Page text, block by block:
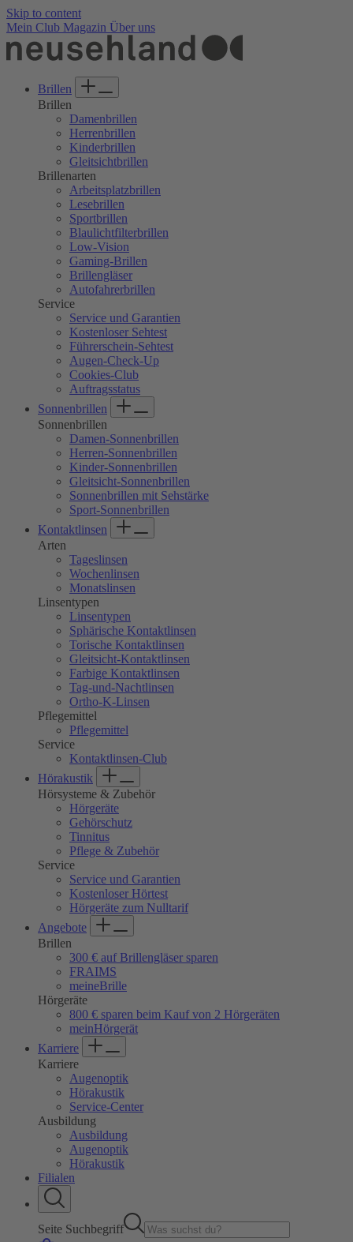
Skip to content
Mein Club Magazin Über uns
Brillen
Brillen
Damenbrillen
Herrenbrillen
Kinderbrillen
Gleitsichtbrillen
Brillenarten
Arbeitsplatzbrillen
Lesebrillen
Sportbrillen
Blaulichtfilterbrillen
Low-Vision
Gaming-Brillen
Brillengläser
Autofahrerbrillen
Service
Service und Garantien
Kostenloser Sehtest
Führerschein-Sehtest
Augen-Check-Up
Cookies-Club
Auftragsstatus
Sonnenbrillen
Sonnenbrillen
Damen-Sonnenbrillen
Herren-Sonnenbrillen
Kinder-Sonnenbrillen
Gleitsicht-Sonnenbrillen
Sonnenbrillen mit Sehstärke
Sport-Sonnenbrillen
Kontaktlinsen
Arten
Tageslinsen
Wochenlinsen
Monatslinsen
Linsentypen
Linsentypen
Sphärische Kontaktlinsen
Torische Kontaktlinsen
Gleitsicht-Kontaktlinsen
Farbige Kontaktlinsen
Tag-und-Nachtlinsen
Ortho-K-Linsen
Pflegemittel
Pflegemittel
Service
Kontaktlinsen-Club
Hörakustik
Hörsysteme & Zubehör
Hörgeräte
Gehörschutz
Tinnitus
Pflege & Zubehör
Service
Service und Garantien
Kostenloser Hörtest
Hörgeräte zum Nulltarif
Angebote
Brillen
300 € auf Brillengläser sparen
FRAIMS
meineBrille
Hörgeräte
800 € sparen beim Kauf von 2 Hörgeräten
meinHörgerät
Karriere
Karriere
Augenoptik
Hörakustik
Service-Center
Ausbildung
Ausbildung
Augenoptik
Hörakustik
Filialen
Seite Suchbegriff